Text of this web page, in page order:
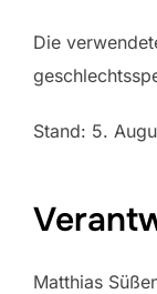
Die
Stand: 5.
Matthias